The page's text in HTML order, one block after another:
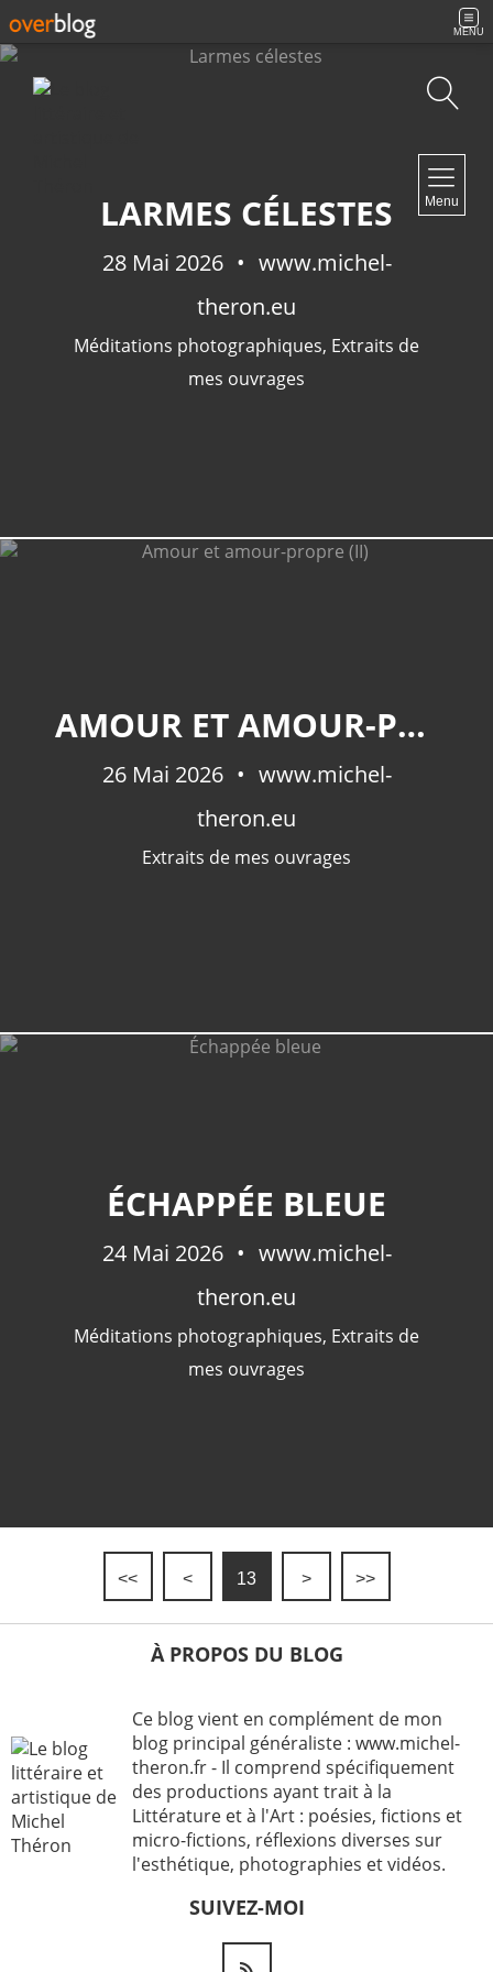
MENU
Menu
LARMES CÉLESTES
28 Mai 2026
www.michel-
theron.eu
Méditations photographiques, Extraits de
mes ouvrages
AMOUR ET AMOUR-PROPRE (II)
26 Mai 2026
www.michel-
theron.eu
Extraits de mes ouvrages
ÉCHAPPÉE BLEUE
24 Mai 2026
www.michel-
theron.eu
Méditations photographiques, Extraits de
mes ouvrages
<< < 13 > >>
À PROPOS DU BLOG
Ce blog vient en complément de mon
blog principal généraliste : www.michel-
theron.fr - Il comprend spécifiquement
des productions ayant trait à la
Littérature et à l'Art : poésies, fictions et
micro-fictions, réflexions diverses sur
l'esthétique, photographies et vidéos.
SUIVEZ-MOI
Accueil
NEWSLETTER
Extraits De Mes Ouvrages(535)
Fictions
(69)
Photographies Et Poèmes
Littérature(32)